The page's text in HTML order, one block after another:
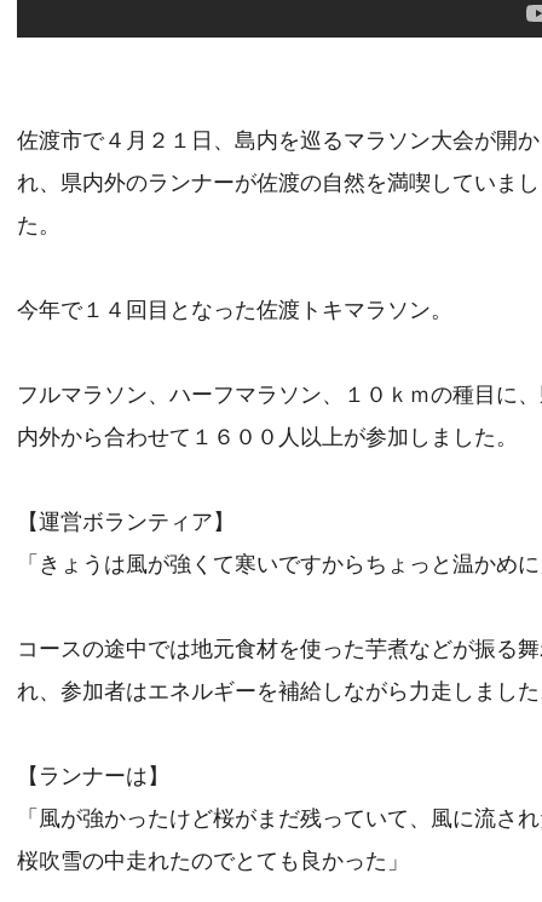
佐渡市で４月２１日、島内を巡るマラソン大会が開か
れ、県内外のランナーが佐渡の自然を満喫していまし
た。
今年で１４回目となった佐渡トキマラソン。
フルマラソン、ハーフマラソン、１０ｋｍの種目に
内外から合わせて１６００人以上が参加しました。
【運営ボランティア】
「きょうは風が強くて寒いですからちょっと温かめ
コースの途中では地元食材を使った芋煮などが振る
れ、参加者はエネルギーを補給しながら力走しまし
【ランナーは】
「風が強かったけど桜がまだ残っていて、風に流さ
桜吹雪の中走れたのでとても良かった」